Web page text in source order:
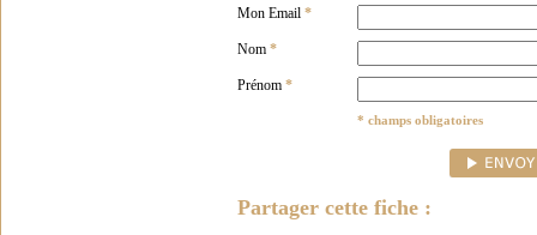
Mon Email *
Nom *
Prénom *
* champs obligatoires
Partager cette fiche :